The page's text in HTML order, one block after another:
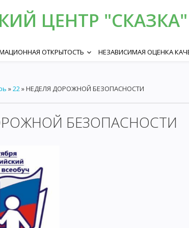
ЦЕНТР "СКАЗКА"
ОТКРЫТОСТЬ keyboard_arrow_down НЕЗАВИСИМАЯ ОЦЕНКА
»22» НЕДЕЛЯ ДОРОЖНОЙ БЕЗОПАСНОСТИ
БЕЗОПАСНОСТИ